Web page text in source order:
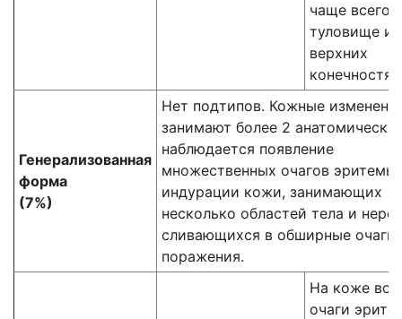
чаще всего
туловище и
верхних
конечностях
Генерализованная
форма
(7%)
Нет подтипов. Кожные
занимают более 2
наблюдается появление
множественных очагов эритемы
индурации кожи, занимающих
несколько областей тела и
сливающихся в обширные очаги
поражения.
На коже
очаги